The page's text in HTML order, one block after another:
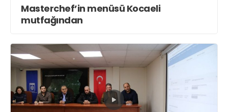
Masterchef’in menüsü Kocaeli
mutfağından